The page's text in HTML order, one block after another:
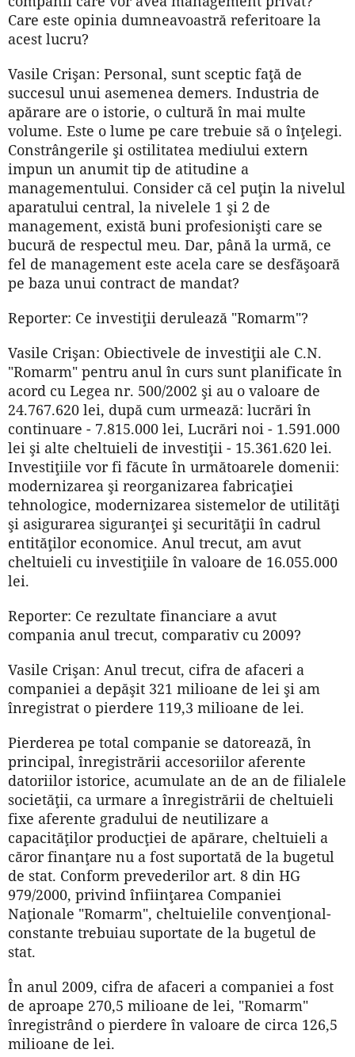
Care este opinia dumneavoastră referitoare la
acest lucru?
Vasile Crişan: Personal, sunt sceptic faţă de
succesul unui asemenea demers. Industria de
apărare are o istorie, o cultură în mai multe
volume. Este o lume pe care trebuie să o înţelegi.
Constrângerile şi ostilitatea mediului extern
impun un anumit tip de atitudine a
managementului. Consider că cel puţin la nivelul
aparatului central, la nivelele 1 şi 2 de
management, există buni profesionişti care se
bucură de respectul meu. Dar, până la urmă, ce
fel de management este acela care se desfăşoară
pe baza unui contract de mandat?
Reporter: Ce investiţii derulează "Romarm"?
Vasile Crişan: Obiectivele de investiţii ale C.N.
"Romarm" pentru anul în curs sunt planificate în
acord cu Legea nr. 500/2002 şi au o valoare de
24.767.620 lei, după cum urmează: lucrări în
continuare - 7.815.000 lei, Lucrări noi - 1.591.000
lei şi alte cheltuieli de investiţii - 15.361.620 lei.
Investiţiile vor fi făcute în următoarele domenii:
modernizarea şi reorganizarea fabricaţiei
tehnologice, modernizarea sistemelor de utilităţi
şi asigurarea siguranţei şi securităţii în cadrul
entităţilor economice. Anul trecut, am avut
cheltuieli cu investiţiile în valoare de 16.055.000
lei.
Reporter: Ce rezultate financiare a avut
compania anul trecut, comparativ cu 2009?
Vasile Crişan: Anul trecut, cifra de afaceri a
companiei a depăşit 321 milioane de lei şi am
înregistrat o pierdere 119,3 milioane de lei.
Pierderea pe total companie se datorează, în
principal, înregistrării accesoriilor aferente
datoriilor istorice, acumulate an de an de filialele
societăţii, ca urmare a înregistrării de cheltuieli
fixe aferente gradului de neutilizare a
capacităţilor producţiei de apărare, cheltuieli a
căror finanţare nu a fost suportată de la bugetul
de stat. Conform prevederilor art. 8 din HG
979/2000, privind înfiinţarea Companiei
Naţionale "Romarm", cheltuielile convenţional-
constante trebuiau suportate de la bugetul de
stat.
În anul 2009, cifra de afaceri a companiei a fost
de aproape 270,5 milioane de lei, "Romarm"
înregistrând o pierdere în valoare de circa 126,5
milioane de lei.